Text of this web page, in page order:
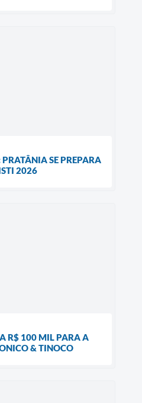
SE PREPARA
2026
R$ 100 MIL PARA A
& TINOCO